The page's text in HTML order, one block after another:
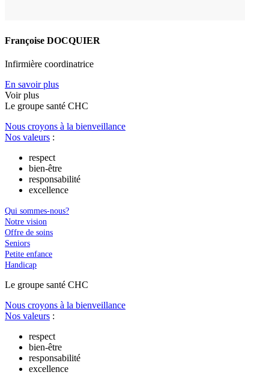
Françoise DOCQUIER
Infirmière coordinatrice
En savoir plus
Voir plus
Le groupe santé CHC
Nous croyons à la bienveillance
Nos valeurs :
respect
bien-être
responsabilité
excellence
Qui sommes-nous?
Notre vision
Offre de soins
Seniors
Petite enfance
Handicap
Le groupe santé CHC
Nous croyons à la bienveillance
Nos valeurs :
respect
bien-être
responsabilité
excellence